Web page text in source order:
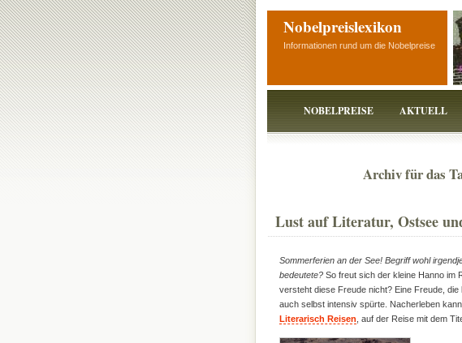
Nobelpreislexikon
Informationen rund um die Nobelpreise
NOBELPREISE AKTUELL
Archiv für das
Lust auf Literatur, Ostsee
Sommerferien an der See! Begriff wohl
bedeutete?So freut sich der kleine Hanno im
versteht diese Freude nicht? Eine Freude, die
auch selbst intensiv spürte. Nacherleben
Literarisch Reisen , auf der Reise mit dem